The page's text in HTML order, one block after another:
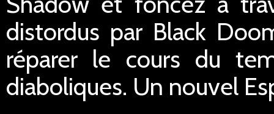
distordus par Black
réparer le cours du
diaboliques. Un nouvel